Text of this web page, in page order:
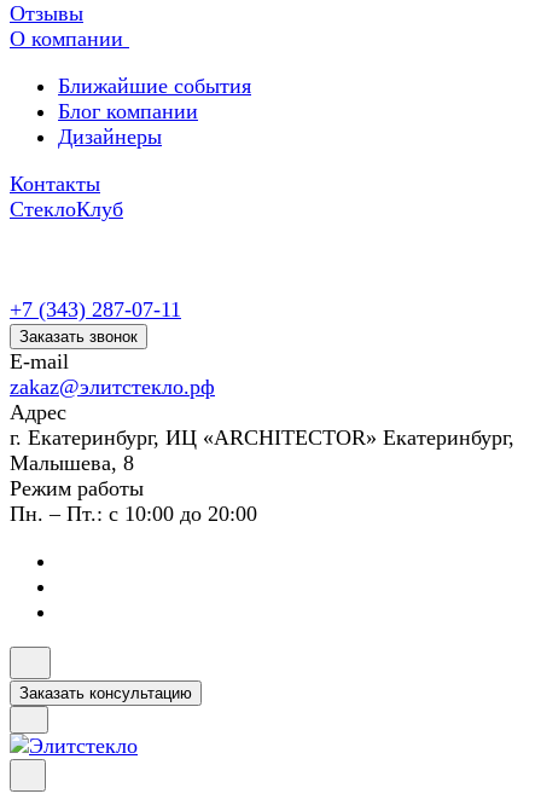
Отзывы
О компании
Ближайшие события
Блог компании
Дизайнеры
Контакты
СтеклоКлуб
+7 (343) 287-07-11
Заказать звонок
E-mail
zakaz@элитстекло.рф
Адрес
г. Екатеринбург, ИЦ «ARCHITECTOR» Екатеринбург,
Малышева, 8
Режим работы
Пн. – Пт.: с 10:00 до 20:00
Заказать консультацию